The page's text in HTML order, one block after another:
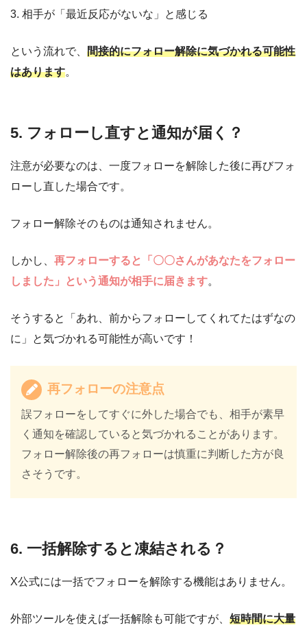
3. 相手が「最近反応がないな」と感じる
という流れで、 間接的にフォロー解除に気づかれる可能性
はあります。
5. フォローし直すと通知が届く？
注意が必要なのは、一度フォローを解除した後に再びフォ
ローし直した場合です。
フォロー解除そのものは通知されません。
しかし、 再フォローすると「〇〇さんがあなたをフォロー
しました」という通知が相手に届きます。
そうすると「あれ、前からフォローしてくれてたはずなの
に」と気づかれる可能性が高いです！
再フォローの注意点
誤フォローをしてすぐに外した場合でも、相手が素早
く通知を確認していると気づかれることがあります。
フォロー解除後の再フォローは慎重に判断した方が良
さそうです。
6. 一括解除すると凍結される？
X公式には一括でフォローを解除する機能はありません。
外部ツールを使えば一括解除も可能ですが、 短時間に大量